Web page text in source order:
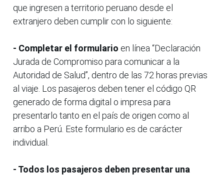
que ingresen a territorio peruano desde el
extranjero deben cumplir con lo siguiente:
- Completar el formulario en línea “Declaración
Jurada de Compromiso para comunicar a la
Autoridad de Salud”, dentro de las 72 horas previas
al viaje. Los pasajeros deben tener el código QR
generado de forma digital o impresa para
presentarlo tanto en el país de origen como al
arribo a Perú. Este formulario es de carácter
individual.
- Todos los pasajeros deben presentar una